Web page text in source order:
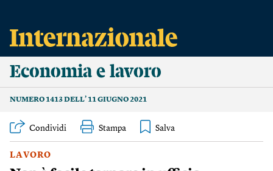
Economia e lavoro
NUMERO 1413 DELL’ 11 GIUGNO 2021
Condividi Stampa
LAVORO